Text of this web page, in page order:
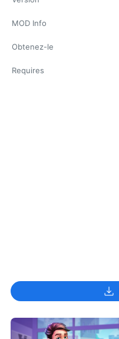
MOD Info
Obtenez-le
Requires
download